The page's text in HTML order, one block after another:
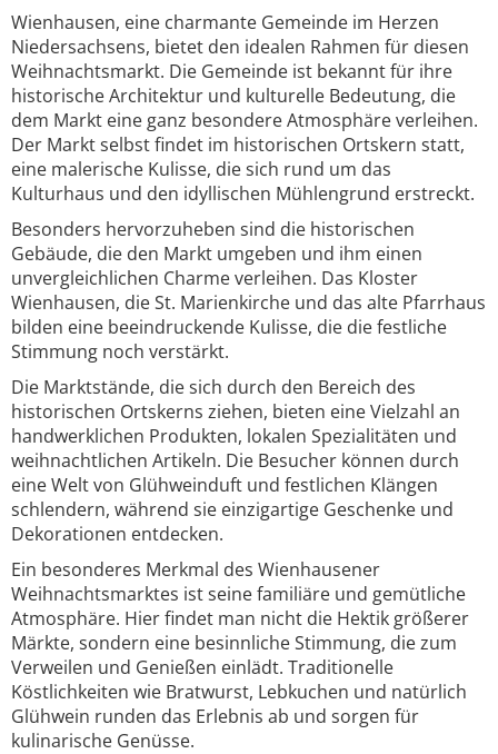
Wienhausen, eine charmante Gemeinde im Herzen
Niedersachsens, bietet den idealen Rahmen für diesen
Weihnachtsmarkt. Die Gemeinde ist bekannt für ihre
historische Architektur und kulturelle Bedeutung, die
dem Markt eine ganz besondere Atmosphäre verleihen.
Der Markt selbst findet im historischen Ortskern statt,
eine malerische Kulisse, die sich rund um das
Kulturhaus und den idyllischen Mühlengrund erstreckt.
Besonders hervorzuheben sind die historischen
Gebäude, die den Markt umgeben und ihm einen
unvergleichlichen Charme verleihen. Das Kloster
Wienhausen, die St. Marienkirche und das alte Pfarrhaus
bilden eine beeindruckende Kulisse, die die festliche
Stimmung noch verstärkt.
Die Marktstände, die sich durch den Bereich des
historischen Ortskerns ziehen, bieten eine Vielzahl an
handwerklichen Produkten, lokalen Spezialitäten und
weihnachtlichen Artikeln. Die Besucher können durch
eine Welt von Glühweinduft und festlichen Klängen
schlendern, während sie einzigartige Geschenke und
Dekorationen entdecken.
Ein besonderes Merkmal des Wienhausener
Weihnachtsmarktes ist seine familiäre und gemütliche
Atmosphäre. Hier findet man nicht die Hektik größerer
Märkte, sondern eine besinnliche Stimmung, die zum
Verweilen und Genießen einlädt. Traditionelle
Köstlichkeiten wie Bratwurst, Lebkuchen und natürlich
Glühwein runden das Erlebnis ab und sorgen für
kulinarische Genüsse.